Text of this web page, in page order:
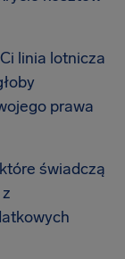
linia lotnicza
prawa
świadczą